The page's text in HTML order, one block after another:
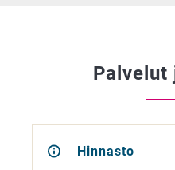
Palvelut
Hinnasto